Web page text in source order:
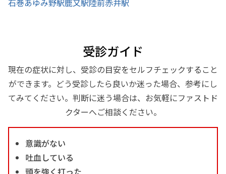
受診ガイド
現在の症状に対し、受診の目安をセルフチェックすること
ができます。どう受診したら良いか迷った場合、参考にし
てみてください。判断に迷う場合は、お気軽にファストド
クターへご相談ください。
意識がない
吐血している
頭を強く打った